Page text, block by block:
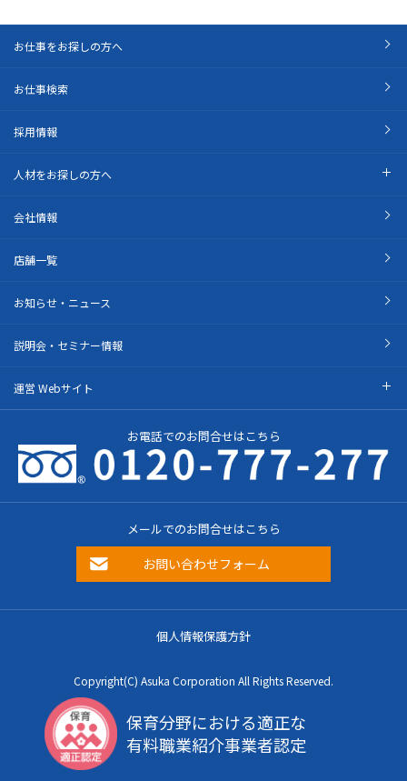
お仕事をお探しの方へ
お仕事検索
採用情報
人材をお探しの方へ
会社情報
店舗一覧
お知らせ・ニュース
説明会・セミナー情報
運営 Webサイト
お電話でのお問合せはこちら
メールでのお問合せはこちら
お問い合わせフォーム
個人情報保護方針
Copyright(C) Asuka Corporation All Rights Reserved.
保育分野における適正な
有料職業紹介事業者認定